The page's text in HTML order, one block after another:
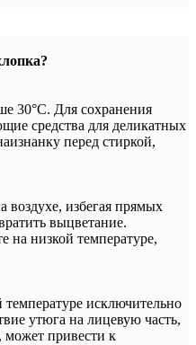
30°C. Для сохранения
средства для деликатных
перед стиркой,
воздухе, избегая прямых
выцветание.
низкой температуре,
температуре исключительно
утюга на лицевую часть,
может привести к